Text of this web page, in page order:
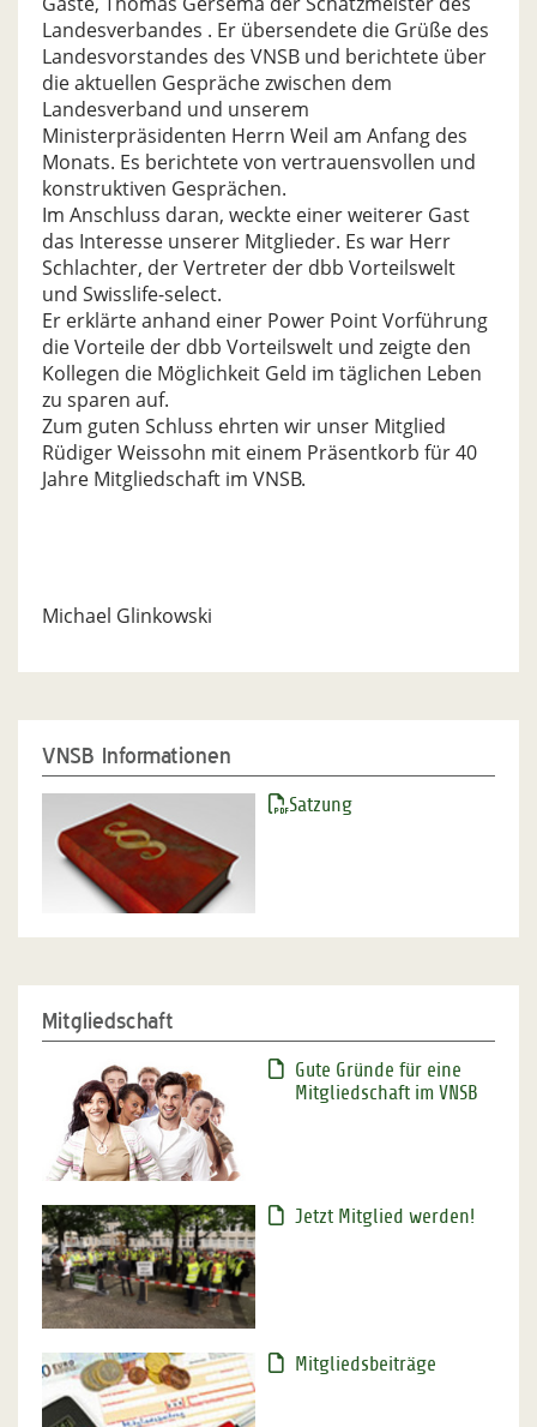
Landesverbandes . Er übersendete die Grüße des
Landesvorstandes des VNSB und berichtete über
die aktuellen Gespräche zwischen dem
Landesverband und unserem
Ministerpräsidenten Herrn Weil am Anfang des
Monats. Es berichtete von vertrauensvollen und
konstruktiven Gesprächen.
Im Anschluss daran, weckte einer weiterer Gast
das Interesse unserer Mitglieder. Es war Herr
Schlachter, der Vertreter der dbb Vorteilswelt
und Swisslife-select.
Er erklärte anhand einer Power Point Vorführung
die Vorteile der dbb Vorteilswelt und zeigte den
Kollegen die Möglichkeit Geld im täglichen Leben
zu sparen auf.
Zum guten Schluss ehrten wir unser Mitglied
Rüdiger Weissohn mit einem Präsentkorb für 40
Jahre Mitgliedschaft im VNSB.
Michael Glinkowski
VNSB Informationen
Satzung
Mitgliedschaft
Gute Gründe für eine
Mitgliedschaft im VNSB
Jetzt Mitglied werden!
Mitgliedsbeiträge